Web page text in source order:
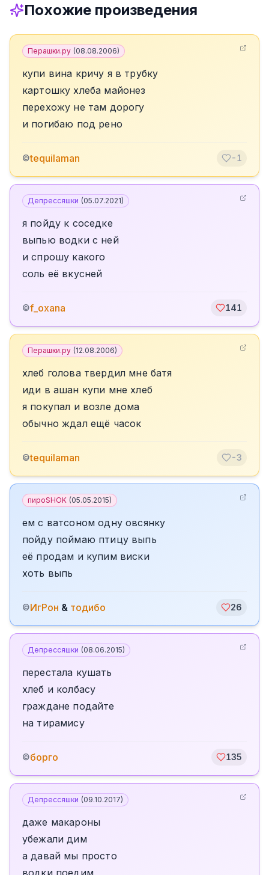
Похожие произведения
Перашки.ру (08.08.2006)
купи вина кричу я в трубку
картошку хлеба майонез
перехожу не там дорогу
и погибаю под рено
©tequilaman -1
Депрессяшки (05.07.2021)
я пойду к соседке
выпью водки с ней
и спрошу какого
соль её вкусней
©f_oxana 141
Перашки.ру (12.08.2006)
хлеб голова твердил мне батя
иди в ашан купи мне хлеб
я покупал и возле дома
обычно ждал ещё часок
©tequilaman -3
пироSHOK (05.05.2015)
ем с ватсоном одну овсянку
пойду поймаю птицу выпь
её продам и купим виски
хоть выпь
©ИгРон & тодибо 26
Депрессяшки (08.06.2015)
перестала кушать
хлеб и колбасу
граждане подайте
на тирамису
©борго 135
Депрессяшки (09.10.2017)
даже макароны
убежали дим
а давай мы просто
водки поедим